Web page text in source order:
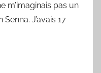
m’imaginais pas un
J’avais 17